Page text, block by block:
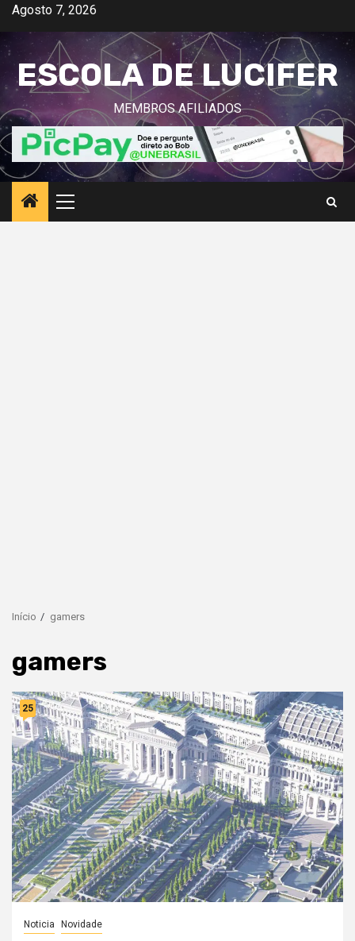
Avançar
o
conteúdo
Agosto 7, 2026
ESCOLA DE LUCIFER
MEMBROS AFILIADOS
Menu
principal
Início gamers
gamers
25
Noticia Novidade